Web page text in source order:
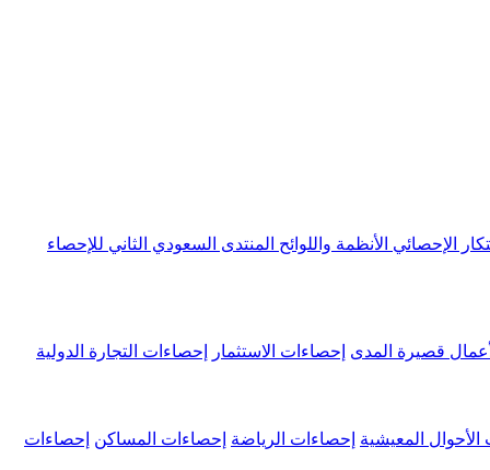
الإحصائي الأنظمة واللوائح المنتدى السعودي الثاني للإحصاء
قصيرة المدى إحصاءات الاستثمار إحصاءات التجارة الدولية
الأحوال المعيشية إحصاءات الرياضة إحصاءات المساكن إحصاءات